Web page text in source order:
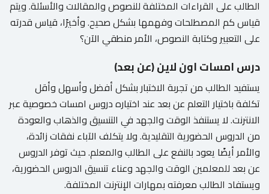
الطالب على القراءات المختلفة للنصوص والمقالات والأسئلة. ويتم
قياس كم المصطلحات وفهمها بشكل صحيح. وأخيرًا، قياس قدرته
على التعبير وكتابة النصوص، الأمر منطقي الآن؟
درس امسات اون لاين (عن بعد)
يستفيد الطالب من تجربة الاختبار بشكل أفضل وأسهل وأقل
تكلفة باختيار التعلم عن بعد عند اختياره دروس امسات خصوصية عبر
الانترنت. لا يستنفذ الوقت والجهد في التنسيق والذهاب والعودة
من الدروس الحضورية التقليدية. ولا يتكلف الآباء نفقات زائدة،
والأمر أيضًا يعود بالنفع على الطالب والمعلم. حيث توفر الدروس
عن بعد للمعلمين الوقت والجهد وعناء تنسيق الدروس الحضورية،
ويستفاد الطالب معرفته بمهارات الإنترنت المختلفة.